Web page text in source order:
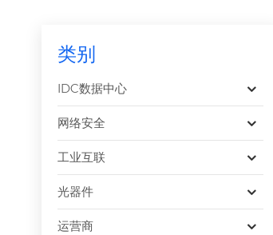
类别
IDC数据中心
网络安全
工业互联
光器件
运营商